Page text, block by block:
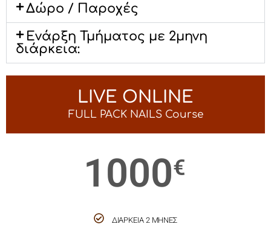
Δώρο / Παροχές
Ενάρξη Τμήματος με 2μηνη
διάρκεια:
LIVE ONLINE
FULL PACK NAILS Course
1000€
ΔΙΑΡΚΕΙΑ 2 ΜΗΝΕΣ